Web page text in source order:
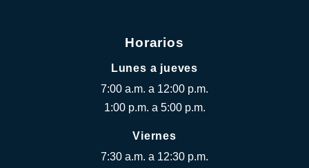
Horarios
Lunes a jueves
7:00 a.m. a 12:00 p.m.
1:00 p.m. a 5:00 p.m.
Viernes
7:30 a.m. a 12:30 p.m.